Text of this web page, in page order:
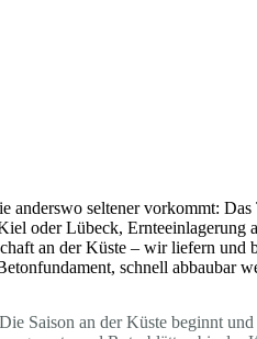
anderswo seltener vorkommt:
oder Lübeck, Ernteeinlagerung
an der Küste – wir liefern und
schnell abbaubar
Saison an der Küste beginnt